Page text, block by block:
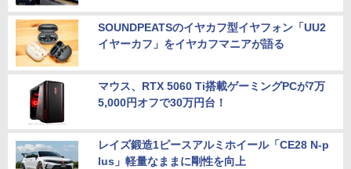
SOUNDPEATSのイヤカフ型イヤフォン「UU2
イヤーカフ」をイヤカフマニアが語る
マウス、RTX 5060 Ti搭載ゲーミングPCが7万
5,000円オフで30万円台！
レイズ鍛造1ピースアルミホイール「CE28 N-p
lus」軽量なままに剛性を向上